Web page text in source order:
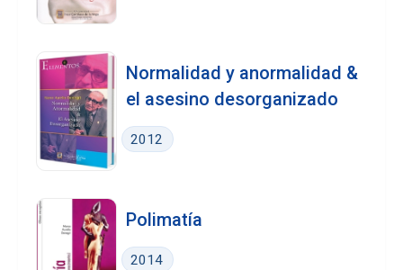
Normalidad y anormalidad &
el asesino desorganizado
2012
Polimatía
2014